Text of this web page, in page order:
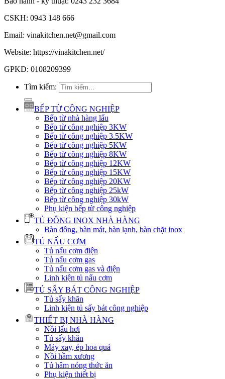
CSKH: 0943 148 666
Email: vinakitchen.net@gmail.com
Website: https://vinakitchen.net/
GPKD: 0108209399
Tìm kiếm:
BẾP TỪ CÔNG NGHIỆP
Bếp từ nhà hàng lẩu
Bếp từ công nghiệp 3KW
Bếp từ công nghiệp 3.5KW
Bếp từ công nghiệp 5KW
Bếp từ công nghiệp 8KW
Bếp từ công nghiệp 12KW
Bếp từ công nghiệp 15KW
Bếp từ công nghiệp 20KW
Bếp từ công nghiệp 25kW
Bếp từ công nghiệp 30kW
Phụ kiện bếp từ công nghiệp
TỦ ĐÔNG INOX NHÀ HÀNG
Bàn đông, bàn mát, bàn lạnh, bàn chặt inox
TỦ NẤU CƠM
Tủ nấu cơm điện
Tủ nấu cơm gas
Tủ nấu cơm gas và điện
Linh kiện tủ nấu cơm
TỦ SẤY BÁT CÔNG NGHIỆP
Tủ sấy khăn
Linh kiện tủ sấy bát công nghiệp
THIẾT BỊ NHÀ HÀNG
Nồi lẩu hơi
Tủ sấy khăn
Máy xay, ép hoa quả
Nồi hầm xương
Tủ hâm nóng thức ăn
Phụ kiện thiết bị